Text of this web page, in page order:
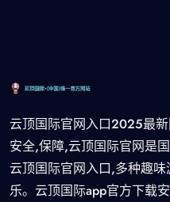
云顶国际官网入口2025最
安全,保障,云顶国际官网是
云顶国际官网入口,多种趣
乐。云顶国际app官方下载